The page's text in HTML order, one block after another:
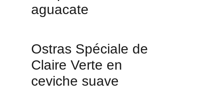
aguacate
Ostras Spéciale de
Claire Verte en
ceviche suave